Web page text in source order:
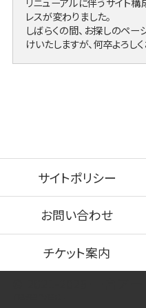
レスが変わりました。
しばらくの間、お探しのペ
けいたしますが、何卒よろし
サイトポリシー
お問い合わせ
チケット案内